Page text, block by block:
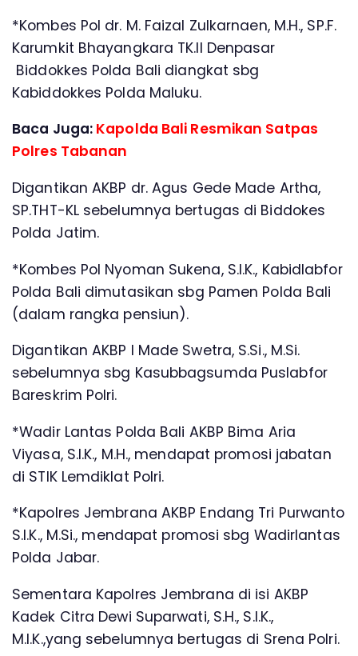
*Kombes Pol dr. M. Faizal Zulkarnaen, M.H., SP.F.
Karumkit Bhayangkara TK.II Denpasar
Biddokkes Polda Bali diangkat sbg
Kabiddokkes Polda Maluku.
Baca Juga: Kapolda Bali Resmikan Satpas
Polres Tabanan
Digantikan AKBP dr. Agus Gede Made Artha,
SP.THT-KL sebelumnya bertugas di Biddokes
Polda Jatim.
*Kombes Pol Nyoman Sukena, S.I.K., Kabidlabfor
Polda Bali dimutasikan sbg Pamen Polda Bali
(dalam rangka pensiun).
Digantikan AKBP I Made Swetra, S.Si., M.Si.
sebelumnya sbg Kasubbagsumda Puslabfor
Bareskrim Polri.
*Wadir Lantas Polda Bali AKBP Bima Aria
Viyasa, S.I.K., M.H., mendapat promosi jabatan
di STIK Lemdiklat Polri.
*Kapolres Jembrana AKBP Endang Tri Purwanto
S.I.K., M.Si., mendapat promosi sbg Wadirlantas
Polda Jabar.
Sementara Kapolres Jembrana di isi AKBP
Kadek Citra Dewi Suparwati, S.H., S.I.K.,
M.I.K.,yang sebelumnya bertugas di Srena Polri.